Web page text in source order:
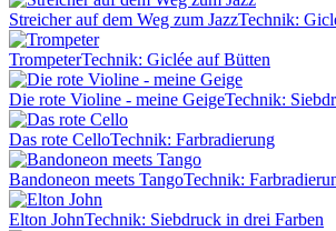
Streicher auf dem Weg zum JazzTechnik:
TrompeterTechnik: Giclée auf Bütten
Die rote Violine - meine GeigeTechnik:
Das rote CelloTechnik: Farbradierung
Bandoneon meets TangoTechnik:
Elton JohnTechnik: Siebdruck in drei Farben